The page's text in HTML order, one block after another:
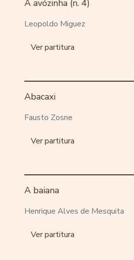
A avózinha (n. 4)
Leopoldo Miguez
Ver partitura
Abacaxi
Fausto Zosne
Ver partitura
A baiana
Henrique Alves de Mesquita
Ver partitura